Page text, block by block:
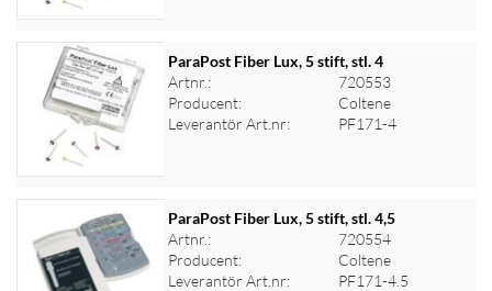
Logga in för priser
ParaPost Fiber Lux, 5 stift, stl. 4
Artnr.:
720553
Producent:
Coltene
Leverantör Art.nr:
PF171-4
Logga in för priser
ParaPost Fiber Lux, 5 stift, stl. 4,5
Artnr.:
720554
Producent:
Coltene
Leverantör Art.nr:
PF171-4.5